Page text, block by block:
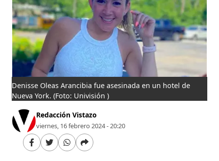
Denisse Oleas Arancibia fue asesinada en un hotel de
Nueva York.(Foto: Univisión )
Redacción Vistazo
viernes, 16 febrero 2024 - 20:20